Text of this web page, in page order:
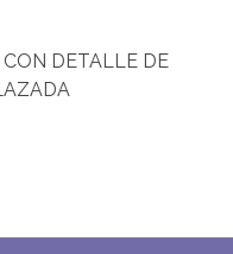
DETALLE DE